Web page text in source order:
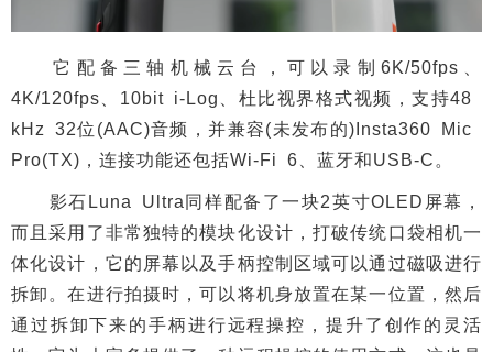
它配备三轴机械云台，可以录制6K/50fps、
4K/120fps、10bit i-Log、杜比视界格式视频，支持48
kHz 32位(AAC)音频，并兼容(未发布的)Insta360 Mic
Pro(TX)，连接功能还包括Wi-Fi 6、蓝牙和USB-C。
影石Luna Ultra同样配备了一块2英寸OLED屏幕，
而且采用了非常独特的模块化设计，打破传统口袋相机一
体化设计，它的屏幕以及手柄控制区域可以通过磁吸进行
拆卸。在进行拍摄时，可以将机身放置在某一位置，然后
通过拆卸下来的手柄进行远程操控，提升了创作的灵活